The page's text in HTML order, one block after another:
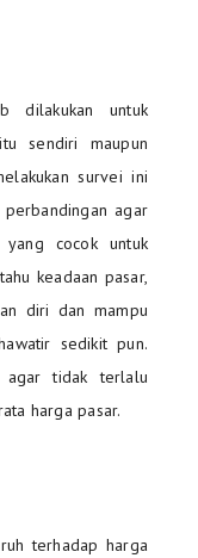
dilakukan untuk
sendiri maupun
survei ini
agar
yang cocok untuk
keadaan pasar,
diri dan mampu
sedikit pun.
agar tidak terlalu
harga pasar.
terhadap harga